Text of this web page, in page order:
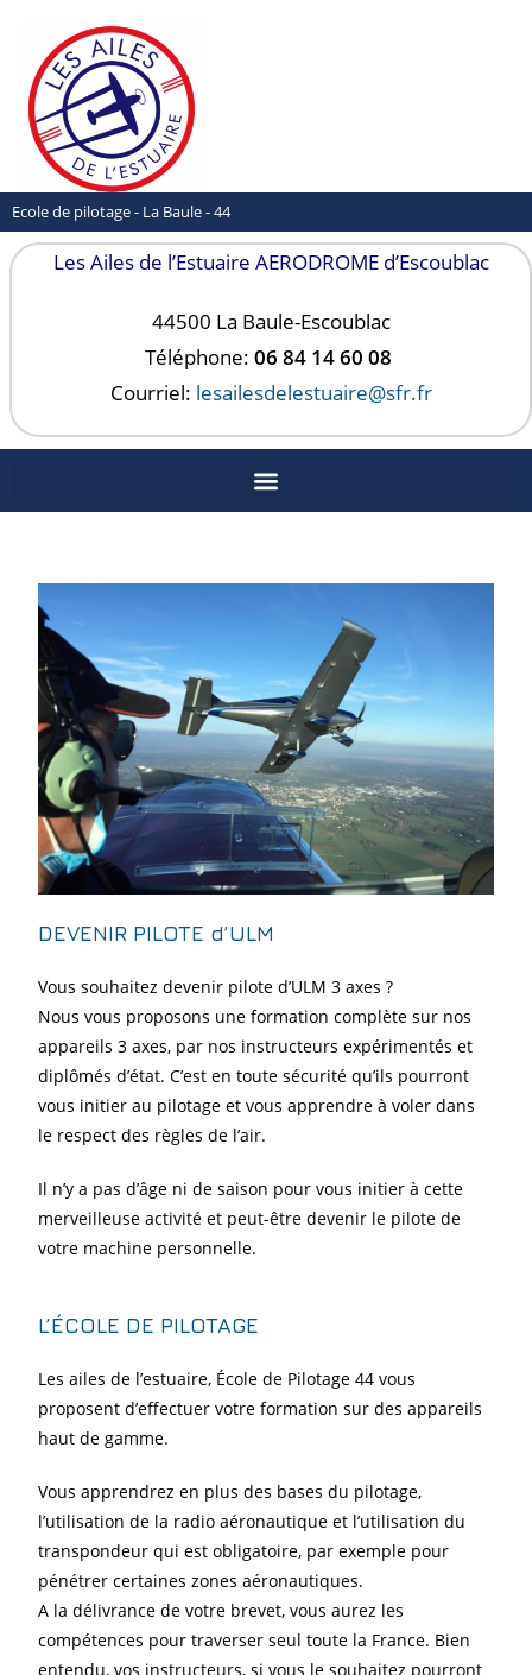
Ecole de pilotage - La Baule - 44
Les Ailes de l’Estuaire AERODROME d’Escoublac
44500 La Baule-Escoublac
Téléphone: 06 84 14 60 08
Courriel: lesailesdelestuaire@sfr.fr
Ecole de
pilotage
DEVENIR PILOTE d’ULM
Vous souhaitez devenir pilote d’ULM 3 axes ?
Nous vous proposons une formation complète sur nos
appareils 3 axes, par nos instructeurs expérimentés et
diplômés d’état. C’est en toute sécurité qu’ils pourront
vous initier au pilotage et vous apprendre à voler dans
le respect des règles de l’air.
Il n’y a pas d’âge ni de saison pour vous initier à cette
merveilleuse activité et peut-être devenir le pilote de
votre machine personnelle.
L’ÉCOLE DE PILOTAGE
Les ailes de l’estuaire, École de Pilotage 44 vous
proposent d’effectuer votre formation sur des appareils
haut de gamme.
Vous apprendrez en plus des bases du pilotage,
l’utilisation de la radio aéronautique et l’utilisation du
transpondeur qui est obligatoire, par exemple pour
pénétrer certaines zones aéronautiques.
A la délivrance de votre brevet, vous aurez les
compétences pour traverser seul toute la France. Bien
entendu, vos instructeurs, si vous le souhaitez pourront